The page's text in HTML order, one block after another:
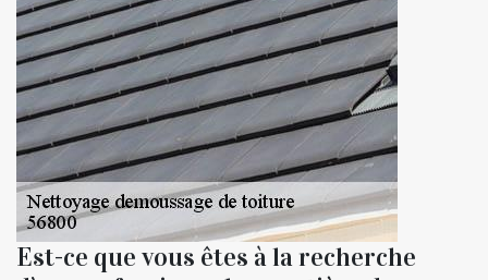
Est-ce que vous êtes à la recherche